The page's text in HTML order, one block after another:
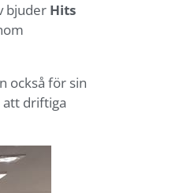
bjuder Hits
också för sin
att driftiga